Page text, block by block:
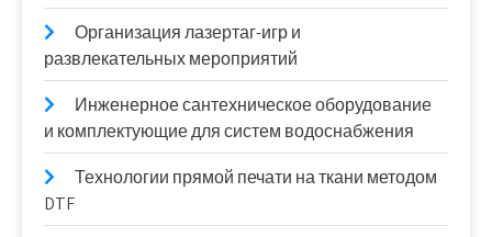
Организация лазертаг-игр и
развлекательных мероприятий
Инженерное сантехническое оборудование
и комплектующие для систем водоснабжения
Технологии прямой печати на ткани методом
DTF